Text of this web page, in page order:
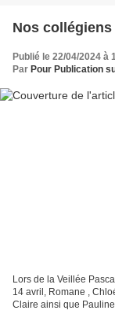
Nos
Publié le 22/04/2024 à
Par Pour Publication
Lors de la Veillée Pascale à
14 avril, Romane ,
Claire ainsi que